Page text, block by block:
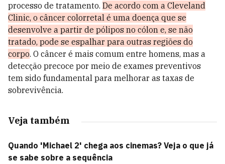
processo de tratamento. De acordo com a Cleveland
Clinic, o câncer colorretal é uma doença que se
desenvolve a partir de pólipos no cólon e, se não
tratado, pode se espalhar para outras regiões do
corpo. O câncer é mais comum entre homens, mas a
detecção precoce por meio de exames preventivos
tem sido fundamental para melhorar as taxas de
sobrevivência.
Veja também
Quando 'Michael 2' chega aos cinemas? Veja o que já
se sabe sobre a sequência